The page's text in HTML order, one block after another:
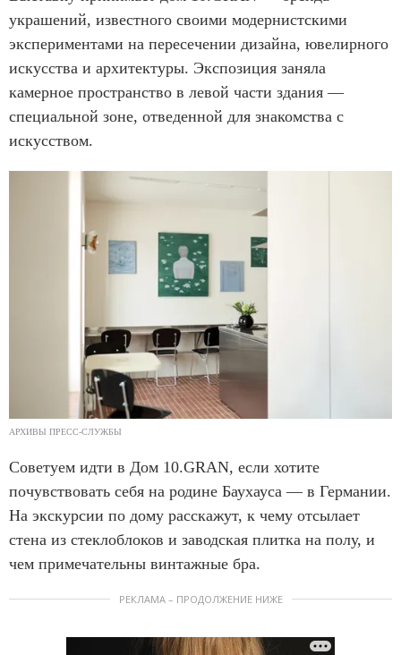
украшений, известного своими модернистскими
экспериментами на пересечении дизайна, ювелирного
искусства и архитектуры. Экспозиция заняла
камерное пространство в левой части здания —
специальной зоне, отведенной для знакомства с
искусством.
АРХИВЫ ПРЕСС-СЛУЖБЫ
Советуем идти в Дом 10.GRAN, если хотите
почувствовать себя на родине Баухауса — в Германии.
На экскурсии по дому расскажут, к чему отсылает
стена из стеклоблоков и заводская плитка на полу, и
чем примечательны винтажные бра.
РЕКЛАМА – ПРОДОЛЖЕНИЕ НИЖЕ